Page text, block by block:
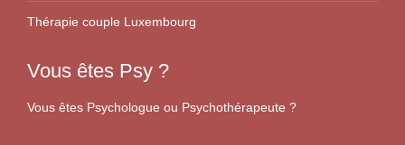
Thérapie couple Luxembourg
Vous êtes Psy ?
Vous êtes Psychologue ou Psychothérapeute ?